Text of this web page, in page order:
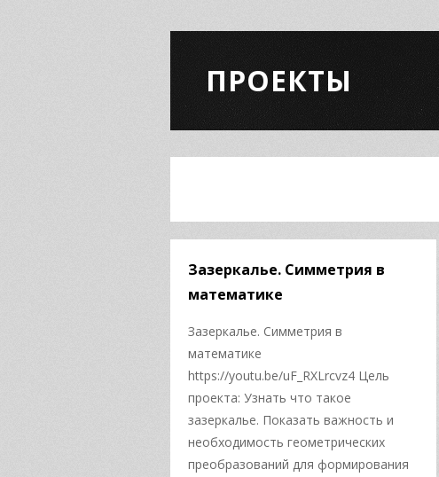
ПРОЕКТЫ
Зазеркалье. Симметрия в
математике
Зазеркалье. Симметрия в
математике
https://youtu.be/uF_RXLrcvz4 Цель
проекта: Узнать что такое
зазеркалье. Показать важность и
необходимость геометрических
преобразований для формирования